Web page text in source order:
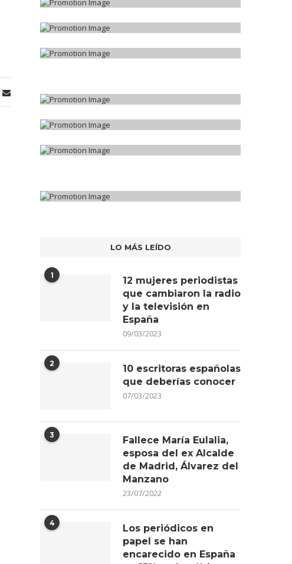
LO MÁS LEÍDO
1
12 mujeres periodistas
que cambiaron la radio
y la televisión en
España
09/03/2023
2
10 escritoras españolas
que deberías conocer
07/03/2023
3
Fallece María Eulalia,
esposa del ex Alcalde
de Madrid, Álvarez del
Manzano
23/07/2022
4
Los periódicos en
papel se han
encarecido en España